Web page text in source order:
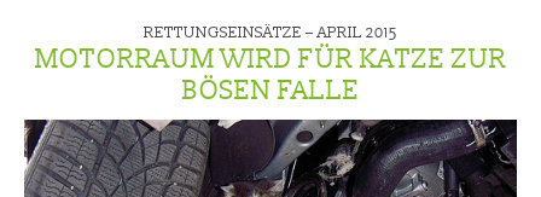
RETTUNGSEINSÄTZE – APRIL 2015
MOTORRAUM WIRD FÜR KATZE ZUR
BÖSEN FALLE